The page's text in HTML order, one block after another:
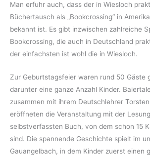
Man erfuhr auch, dass der in Wiesloch
Büchertausch als „Bookcrossing“ in
bekannt ist. Es gibt inzwischen zahlreiche
Bookcrossing, die auch in Deutschland
der einfachsten ist wohl die in Wiesloch.
Zur Geburtstagsfeier waren rund 50 Gäste
darunter eine ganze Anzahl Kinder.
zusammen mit ihrem Deutschlehrer
eröffneten die Veranstaltung mit der
selbstverfassten Buch, von dem schon 15
sind. Die spannende Geschichte spielt im
Gauangelbach, in dem Kinder zuerst einen